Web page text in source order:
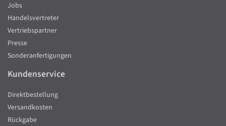
Jobs
Handelsvertreter
Vertriebspartner
Presse
Sonderanfertigungen
Kundenservice
Direktbestellung
Versandkosten
Rückgabe